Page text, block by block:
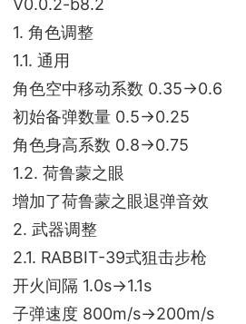
V0.0.2-b8.2
1. 角色调整
1.1. 通用
角色空中移动系数 0.35->0.6
初始备弹数量 0.5->0.25
角色身高系数 0.8->0.75
1.2. 荷鲁蒙之眼
增加了荷鲁蒙之眼退弹音效
2. 武器调整
2.1. RABBIT-39式狙击步枪
开火间隔 1.0s->1.1s
子弹速度 800m/s->200m/s